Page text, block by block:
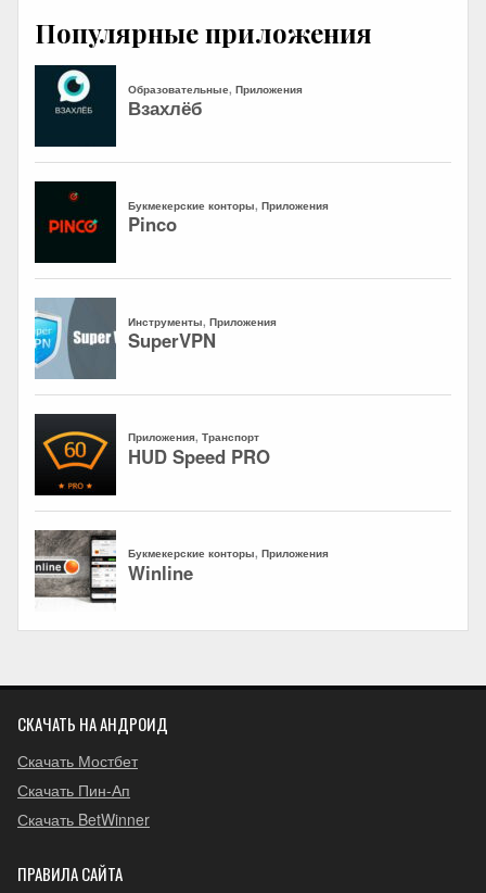
Популярные приложения
СКАЧАТЬ НА АНДРОИД
Скачать Мостбет
Скачать Пин-Ап
Скачать BetWinner
ПРАВИЛА САЙТА